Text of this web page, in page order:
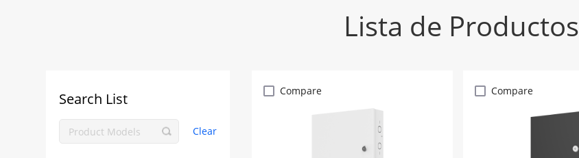
Lista de Productos
Search List
Clear
Compare Compare